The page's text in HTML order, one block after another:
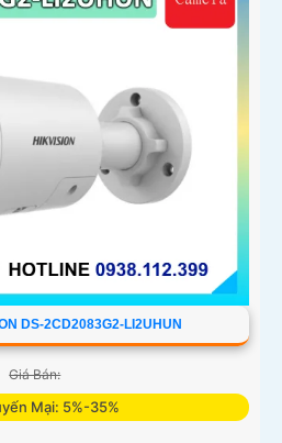
DS-2CD2083G2-LI2UHUN
Giá Bán:
Mại: 5%-35%